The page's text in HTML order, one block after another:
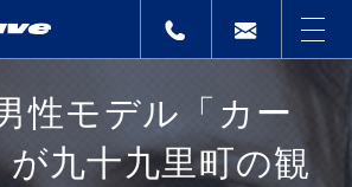
性モデル「カー
が九十九里町の観